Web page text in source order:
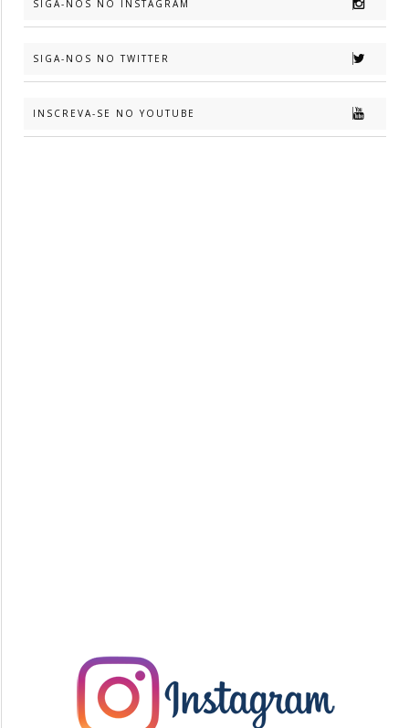
SIGA-NOS NO INSTAGRAM
SIGA-NOS NO TWITTER
INSCREVA-SE NO YOUTUBE